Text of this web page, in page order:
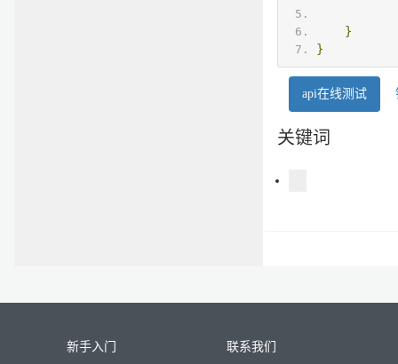
}
}
api在线测试
关键词
新手入门 联系我们